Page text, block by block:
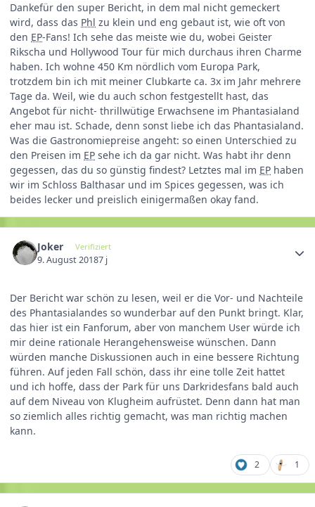
Dankefür den super Bericht, in dem mal nicht gemeckert
wird, dass das Phl zu klein und eng gebaut ist, wie oft von
den EP-Fans! Ich sehe das meiste wie du, wobei Geister
Rikscha und Hollywood Tour für mich durchaus ihren Charme
haben. Ich wohne 450 Km nördlich vom Europa Park,
trotzdem bin ich mit meiner Clubkarte ca. 3x im Jahr mehrere
Tage da. Weil, wie du auch schon festgestellt hast, das
Angebot für nicht- thrillwütige Erwachsene im Phantasialand
eher mau ist. Schade, denn sonst liebe ich das Phantasialand.
Was die Gastronomiepreise angeht: so einen Unterschied zu
den Preisen im EP sehe ich da gar nicht. Was habt ihr denn
gegessen, das du so günstig findest? Letztes mal im EP haben
wir im Schloss Balthasar und im Spices gegessen, was ich
beides lecker und preislich einigermaßen okay fand.
Joker Verifiziert
9. August 20187 j
Der Bericht war schön zu lesen, weil er die Vor- und Nachteile
des Phantasialandes so wunderbar auf den Punkt bringt. Klar,
das hier ist ein Fanforum, aber von manchem User würde ich
mir deine rationale Herangehensweise wünschen. Dann
würden manche Diskussionen auch in eine bessere Richtung
führen. Auf jeden Fall schön, dass ihr eine tolle Zeit hattet
und ich hoffe, dass der Park für uns Darkridesfans bald auch
auf dem Niveau von Klugheim aufrüstet. Denn dann hat man
so ziemlich alles richtig gemacht, was man richtig machen
kann.
2 1